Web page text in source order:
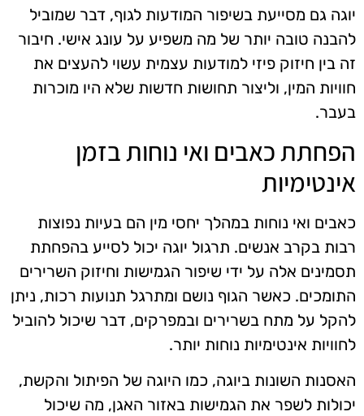
יוגה גם מסייעת בשיפור המודעות לגוף, דבר שמוביל
להבנה טובה יותר של מה משפיע על עונג אישי. חיבור
זה בין חיזוק פיזי למודעות עצמית עשוי להעצים את
חוויות המין, וליצור תחושות חדשות שלא היו מוכרות
בעבר.
הפחתת כאבים ואי נוחות בזמן
אינטימיות
כאבים ואי נוחות במהלך יחסי מין הם בעיות נפוצות
רבות בקרב אנשים. תרגול יוגה יכול לסייע בהפחתת
תסמינים אלה על ידי שיפור הגמישות וחיזוק השרירים
התומכים. כאשר הגוף נושם ומתרגל תנועות רכות, ניתן
להקל על מתח בשרירים ובמפרקים, דבר שיכול להוביל
לחוויות אינטימיות נוחות יותר.
האסנות השונות ביוגה, כמו היוגה של הפיתול והקשת,
יכולות לשפר את הגמישות באזור האגן, מה שיכול